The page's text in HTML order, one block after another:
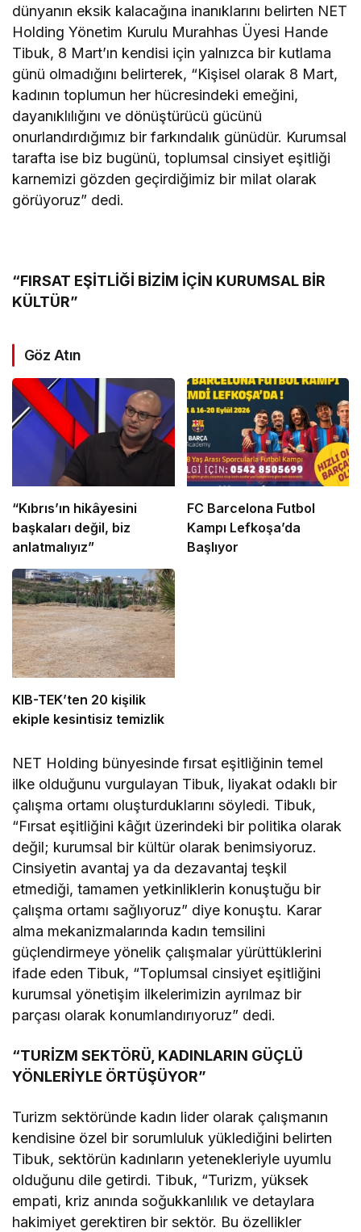
dünyanın eksik kalacağına inanıklarını belirten NET
Holding Yönetim Kurulu Murahhas Üyesi Hande
Tibuk, 8 Mart’ın kendisi için yalnızca bir kutlama
günü olmadığını belirterek, “Kişisel olarak 8 Mart,
kadının toplumun her hücresindeki emeğini,
dayanıklılığını ve dönüştürücü gücünü
onurlandırdığımız bir farkındalık günüdür. Kurumsal
tarafta ise biz bugünü, toplumsal cinsiyet eşitliği
karnemizi gözden geçirdiğimiz bir milat olarak
görüyoruz” dedi.
“FIRSAT EŞİTLİĞİ BİZİM İÇİN KURUMSAL BİR
KÜLTÜR”
Göz Atın
“Kıbrıs’ın hikâyesini
başkaları değil, biz
anlatmalıyız”
FC Barcelona Futbol
Kampı Lefkoşa’da
Başlıyor
KIB-TEK’ten 20 kişilik
ekiple kesintisiz temizlik
NET Holding bünyesinde fırsat eşitliğinin temel
ilke olduğunu vurgulayan Tibuk, liyakat odaklı bir
çalışma ortamı oluşturduklarını söyledi. Tibuk,
“Fırsat eşitliğini kâğıt üzerindeki bir politika olarak
değil; kurumsal bir kültür olarak benimsiyoruz.
Cinsiyetin avantaj ya da dezavantaj teşkil
etmediği, tamamen yetkinliklerin konuştuğu bir
çalışma ortamı sağlıyoruz” diye konuştu. Karar
alma mekanizmalarında kadın temsilini
güçlendirmeye yönelik çalışmalar yürüttüklerini
ifade eden Tibuk, “Toplumsal cinsiyet eşitliğini
kurumsal yönetişim ilkelerimizin ayrılmaz bir
parçası olarak konumlandırıyoruz” dedi.
“TURİZM SEKTÖRÜ, KADINLARIN GÜÇLÜ
YÖNLERİYLE ÖRTÜŞÜYOR”
Turizm sektöründe kadın lider olarak çalışmanın
kendisine özel bir sorumluluk yüklediğini belirten
Tibuk, sektörün kadınların yetenekleriyle uyumlu
olduğunu dile getirdi. Tibuk, “Turizm, yüksek
empati, kriz anında soğukkanlılık ve detaylara
hakimiyet gerektiren bir sektör. Bu özellikler